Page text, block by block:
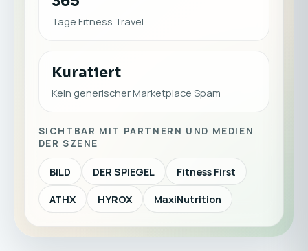
Tage Fitness Travel
Kuratiert
Kein generischer Marketplace Spam
SICHTBAR MIT PARTNERN UND MEDIEN
DER SZENE
BILD DER SPIEGEL Fitness First
ATHX HYROX MaxiNutrition